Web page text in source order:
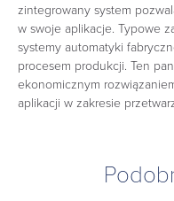
zintegrowany system
w swoje aplikacje. Typowe
systemy automatyki
procesem produkcji. Ten
ekonomicznym
aplikacji w zakresie